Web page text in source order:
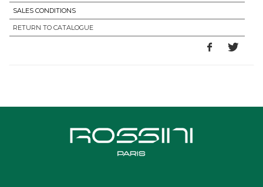
SALES CONDITIONS
RETURN TO CATALOGUE